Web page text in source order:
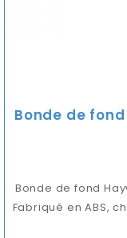
Bonde de
Bonde de fond
Fabriqué en ABS,